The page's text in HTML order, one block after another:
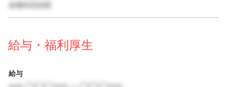
各種特別休暇
給与・福利厚生
給与